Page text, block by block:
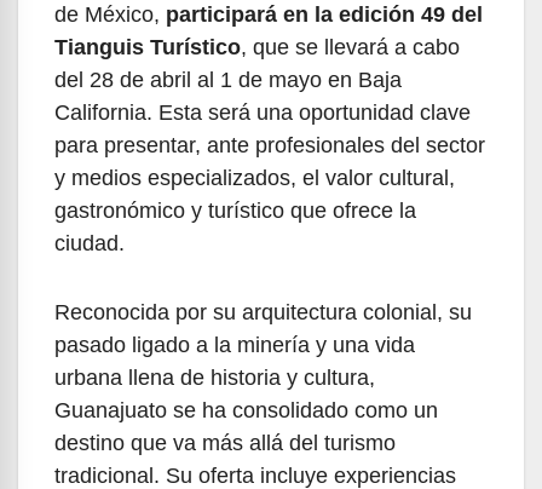
de México, participará en la edición 49 del
Tianguis Turístico, que se llevará a cabo
del 28 de abril al 1 de mayo en Baja
California. Esta será una oportunidad clave
para presentar, ante profesionales del sector
y medios especializados, el valor cultural,
gastronómico y turístico que ofrece la
ciudad.
Reconocida por su arquitectura colonial, su
pasado ligado a la minería y una vida
urbana llena de historia y cultura,
Guanajuato se ha consolidado como un
destino que va más allá del turismo
tradicional. Su oferta incluye experiencias